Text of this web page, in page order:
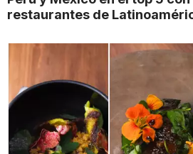
restaurantes de